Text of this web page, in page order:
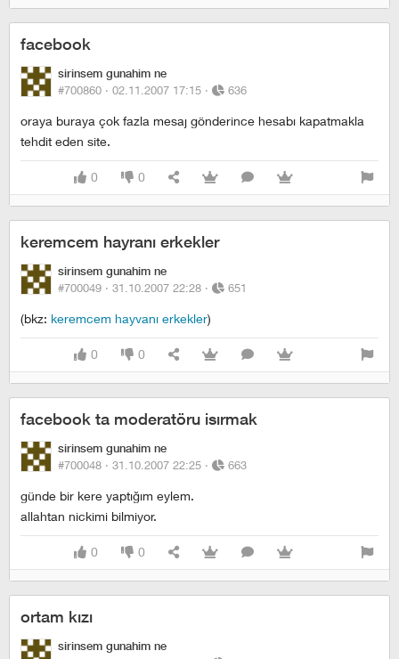
facebook
sirinsem gunahim ne
#700860 · 02.11.2007 17:15 · 636
oraya buraya çok fazla mesaj gönderince hesabı kapatmakla
tehdit eden site.
0 0
keremcem hayranı erkekler
sirinsem gunahim ne
#700049 · 31.10.2007 22:28 · 651
(bkz: keremcem hayvanı erkekler)
0 0
facebook ta moderatöru isırmak
sirinsem gunahim ne
#700048 · 31.10.2007 22:25 · 663
günde bir kere yaptığım eylem.
allahtan nickimi bilmiyor.
0 0
ortam kızı
sirinsem gunahim ne